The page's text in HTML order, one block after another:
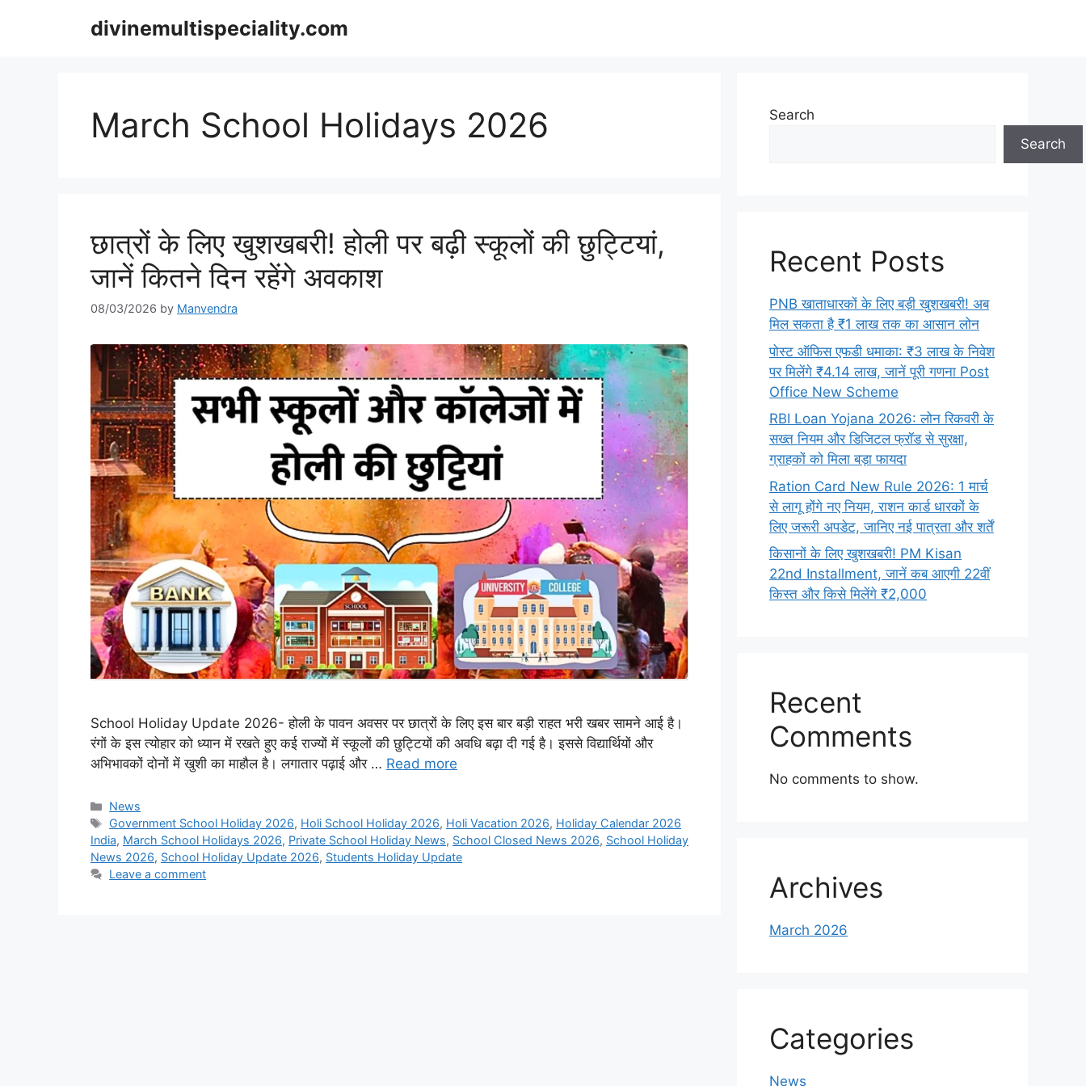
divinemultispeciality.com
March School Holidays 2026
छात्रों के लिए खुशखबरी! होली पर बढ़ी स्कूलों की छुट्टियां,
जानें कितने दिन रहेंगे अवकाश
08/03/2026 by Manvendra
School Holiday Update 2026- होली के पावन अवसर पर छात्रों के लिए इस बार बड़ी राहत भरी खबर सामने आई है।
रंगों के इस त्योहार को ध्यान में रखते हुए कई राज्यों में स्कूलों की छुट्टियों की अवधि बढ़ा दी गई है। इससे विद्यार्थियों और
अभिभावकों दोनों में खुशी का माहौल है। लगातार पढ़ाई और … Read more
Categories
News
Tags
Government School Holiday 2026, Holi School Holiday 2026, Holi Vacation 2026, Holiday Calendar 2026
India, March School Holidays 2026, Private School Holiday News, School Closed News 2026, School Holiday
News 2026, School Holiday Update 2026, Students Holiday Update
Leave a comment
Search
Search
Recent Posts
PNB खाताधारकों के लिए बड़ी खुशखबरी! अब
मिल सकता है ₹1 लाख तक का आसान लोन
​पोस्ट ऑफिस एफडी धमाका: ₹3 लाख के निवेश
पर मिलेंगे ₹4.14 लाख, जानें पूरी गणना Post
Office New Scheme
RBI Loan Yojana 2026: लोन रिकवरी के
सख्त नियम और डिजिटल फ्रॉड से सुरक्षा,
ग्राहकों को मिला बड़ा फायदा
Ration Card New Rule 2026: 1 मार्च
से लागू होंगे नए नियम, राशन कार्ड धारकों के
लिए जरूरी अपडेट, जानिए नई पात्रता और शर्तें
किसानों के लिए खुशखबरी! PM Kisan
22nd Installment, जानें कब आएगी 22वीं
किस्त और किसे मिलेंगे ₹2,000
Recent
Comments
No comments to show.
Archives
March 2026
Categories
News